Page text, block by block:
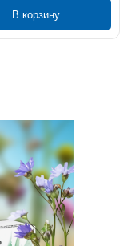
В корзину